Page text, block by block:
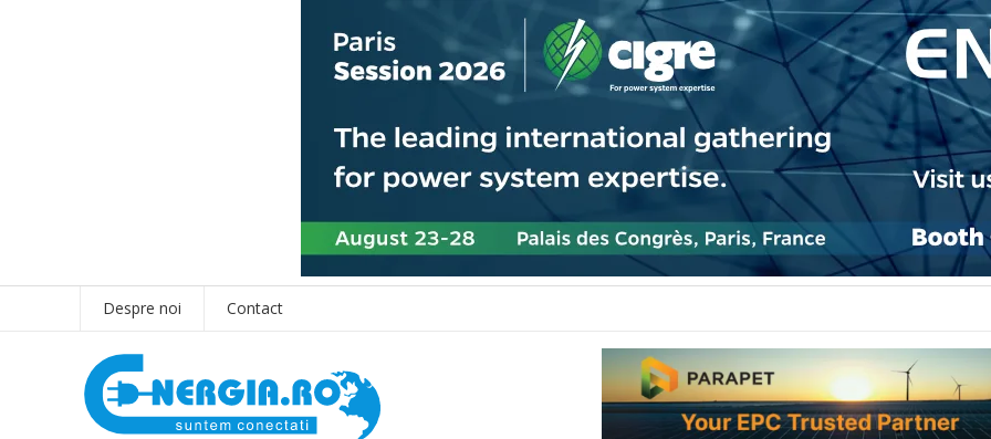
Despre noi Contact